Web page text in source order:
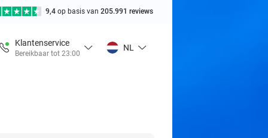
9,4 op basis van 205.991 reviews
Klantenservice
Bereikbaar tot 23:00
NL